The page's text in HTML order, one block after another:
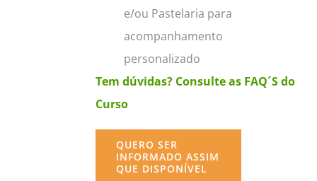
e/ou Pastelaria para
acompanhamento
personalizado
Tem dúvidas? Consulte as FAQ´S do
Curso
QUERO SER
INFORMADO ASSIM
QUE DISPONÍVEL